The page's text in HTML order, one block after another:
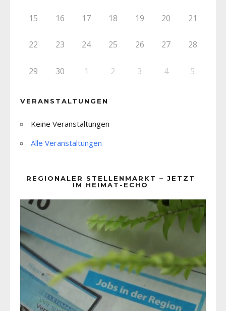
15 16 17 18 19 20 21
22 23 24 25 26 27 28
29 30 1 2 3 4 5
VERANSTALTUNGEN
Keine Veranstaltungen
Alle Veranstaltungen
REGIONALER STELLENMARKT – JETZT
IM HEIMAT-ECHO
Player